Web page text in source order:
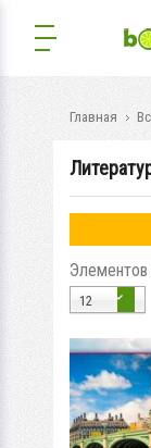
Главная
Элементов
12